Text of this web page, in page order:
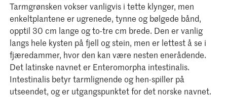
Tarmgrønsken vokser vanligvis i tette klynger, men
enkeltplantene er ugrenede, tynne og bølgede bånd,
opptil 30 cm lange og to-tre cm brede. Den er vanlig
langs hele kysten på fjell og stein, men er lettest å se i
fjæredammer, hvor den kan være nesten enerådende.
Det latinske navnet er Enteromorpha intestinalis.
Intestinalis betyr tarmlignende og hen-spiller på
utseendet, og er utgangspunktet for det norske navnet.